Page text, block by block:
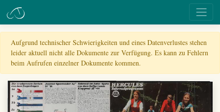
Aufgrund technischer Schwierigkeiten und eines Datenverlustes stehen
leider aktuell nicht alle Dokumente zur Verfügung. Es kann zu Fehlern
beim Aufrufen einzelner Dokumente kommen.